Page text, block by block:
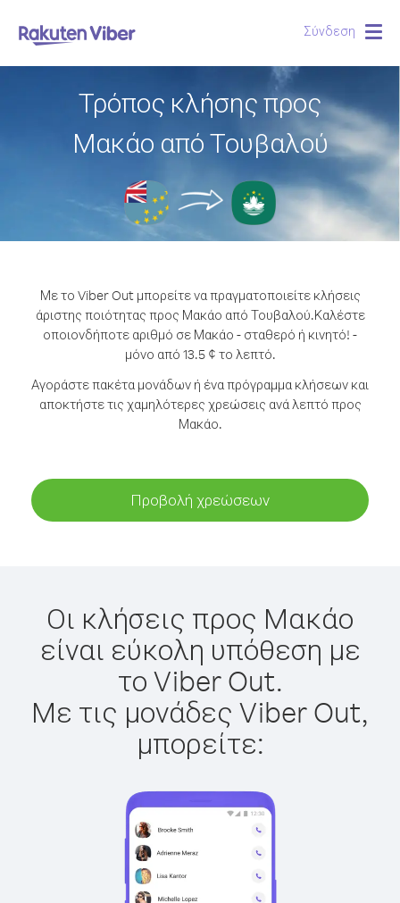
Σύνδεση
Τρόπος κλήσης προς
Μακάο από Τουβαλού
Με το Viber Out μπορείτε να πραγματοποιείτε κλήσεις
άριστης ποιότητας προς Μακάο από Τουβαλού.Καλέστε
οποιονδήποτε αριθμό σε Μακάο - σταθερό ή κινητό! -
μόνο από 13.5 ¢ το λεπτό.
Αγοράστε πακέτα μονάδων ή ένα πρόγραμμα κλήσεων και
αποκτήστε τις χαμηλότερες χρεώσεις ανά λεπτό προς
Μακάο.
Προβολή χρεώσεων
Οι κλήσεις προς Μακάο
είναι εύκολη υπόθεση με
το Viber Out.
Με τις μονάδες Viber Out,
μπορείτε: